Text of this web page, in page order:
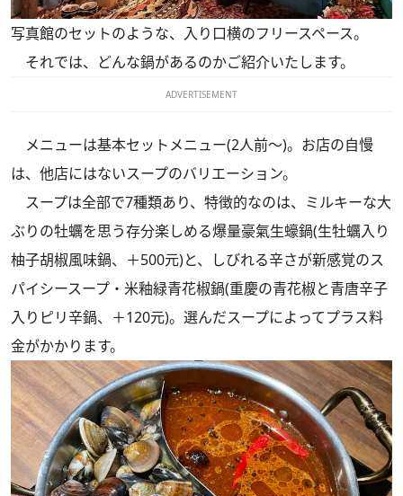
写真館のセットのような、入り口横のフリースペース。
それでは、どんな鍋があるのかご紹介いたします。
ADVERTISEMENT
メニューは基本セットメニュー(2人前～)。お店の自慢
は、他店にはないスープのバリエーション。
スープは全部で7種類あり、特徴的なのは、ミルキーな大
ぶりの牡蠣を思う存分楽しめる爆量豪氣生蠔鍋(生牡蠣入り
柚子胡椒風味鍋、＋500元)と、しびれる辛さが新感覚のス
パイシースープ・米釉緑青花椒鍋(重慶の青花椒と青唐辛子
入りピリ辛鍋、＋120元)。選んだスープによってプラス料
金がかかります。